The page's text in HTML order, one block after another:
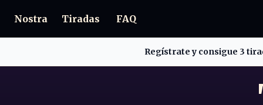
Nostra Tiradas FAQ
Regístrate y consigue 3